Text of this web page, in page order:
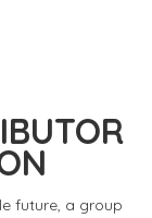
future, a group